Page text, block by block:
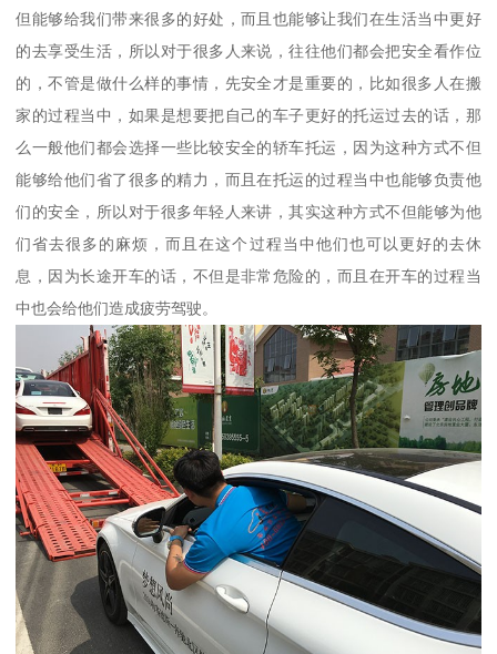
但能够给我们带来很多的好处，而且也能够让我们在生活当中更好
的去享受生活，所以对于很多人来说，往往他们都会把安全看作位
的，不管是做什么样的事情，先安全才是重要的，比如很多人在搬
家的过程当中，如果是想要把自己的车子更好的托运过去的话，那
么一般他们都会选择一些比较安全的轿车托运，因为这种方式不但
能够给他们省了很多的精力，而且在托运的过程当中也能够负责他
们的安全，所以对于很多年轻人来讲，其实这种方式不但能够为他
们省去很多的麻烦，而且在这个过程当中他们也可以更好的去休
息，因为长途开车的话，不但是非常危险的，而且在开车的过程当
中也会给他们造成疲劳驾驶。